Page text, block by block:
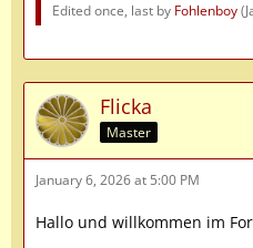
Edited once, last by Fohlenboy(
Flicka
Master
January 6, 2026 at 5:00 PM
Hallo und willkommen im